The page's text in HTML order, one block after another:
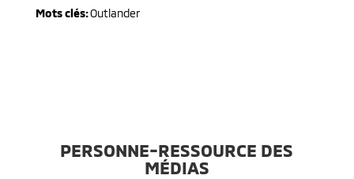
Mots clés:Outlander
PERSONNE-RESSOURCE DES
MÉDIAS